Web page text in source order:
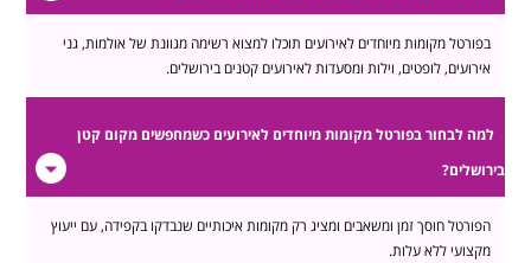
בפורטל מקומות מיוחדים לאירועים תוכלו למצוא רשימה מגוונת של אולמות, גני
אירועים, לופטים, וילות ומסעדות לאירועים קטנים בירושלים.
למה לבחור בפורטל מקומות מיוחדים לאירועים כשמחפשים מקום קטן
בירושלים?
הפורטל חוסך זמן ומשאבים ומציג רק מקומות איכותיים שנבדקו בקפידה, עם ייעוץ
מקצועי ללא עלות.